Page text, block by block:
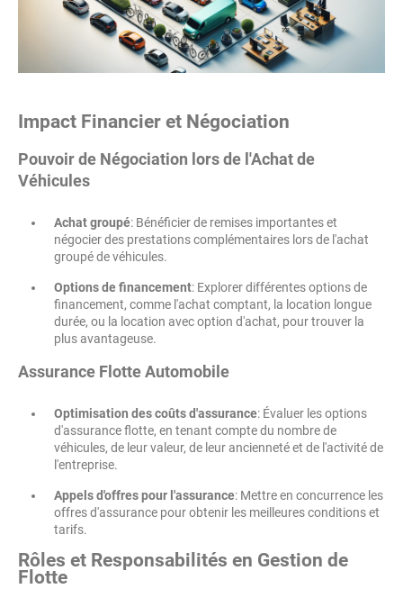
Impact Financier et Négociation
Pouvoir de Négociation lors de l'Achat de
Véhicules
Achat groupé: Bénéficier de remises importantes et
négocier des prestations complémentaires lors de l'achat
groupé de véhicules.
Options de financement: Explorer différentes options de
financement, comme l'achat comptant, la location longue
durée, ou la location avec option d'achat, pour trouver la
plus avantageuse.
Assurance Flotte Automobile
Optimisation des coûts d'assurance: Évaluer les options
d'assurance flotte, en tenant compte du nombre de
véhicules, de leur valeur, de leur ancienneté et de l'activité de
l'entreprise.
Appels d'offres pour l'assurance: Mettre en concurrence les
offres d'assurance pour obtenir les meilleures conditions et
tarifs.
Rôles et Responsabilités en Gestion de
Flotte